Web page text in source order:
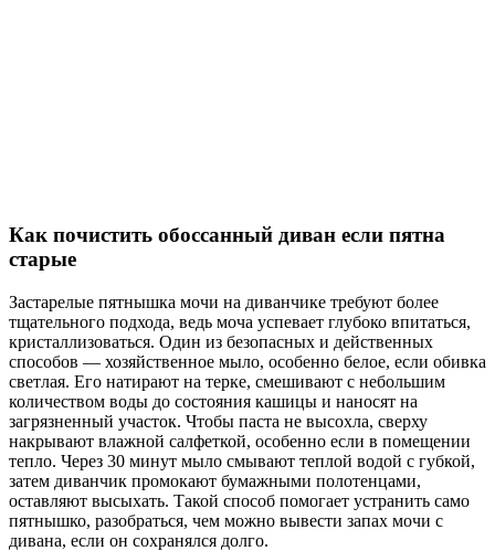
Как почистить обоссанный диван если пятна
старые
Застарелые пятнышка мочи на диванчике требуют более
тщательного подхода, ведь моча успевает глубоко впитаться,
кристаллизоваться. Один из безопасных и действенных
способов — хозяйственное мыло, особенно белое, если обивка
светлая. Его натирают на терке, смешивают с небольшим
количеством воды до состояния кашицы и наносят на
загрязненный участок. Чтобы паста не высохла, сверху
накрывают влажной салфеткой, особенно если в помещении
тепло. Через 30 минут мыло смывают теплой водой с губкой,
затем диванчик промокают бумажными полотенцами,
оставляют высыхать. Такой способ помогает устранить само
пятнышко, разобраться, чем можно вывести запах мочи с
дивана, если он сохранялся долго.